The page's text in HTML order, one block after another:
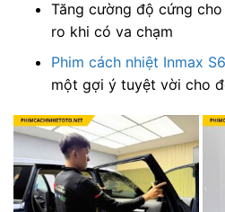
Tăng cường độ cứng
ro khi có va chạm
Phim cách nhiệt Inmax
một gợi ý tuyệt vời cho